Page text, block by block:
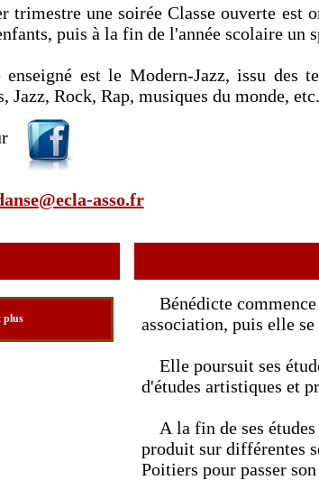
trimestre une soirée Classe ouverte est
puis à la fin de l'année scolaire un
est le Modern-Jazz, issu des
Jazz, Rock, Rap, musiques du monde, etc.
asso.fr
Bénédicte commence
association, puis elle
Elle poursuit ses
d'études artistiques et
A la fin de ses études
produit sur différentes
Poitiers pour passer
plus